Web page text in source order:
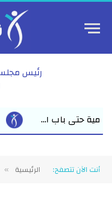
رئيس مجلس
لاستقبال العام
أنت الآن تتصفح: الرئيسية »